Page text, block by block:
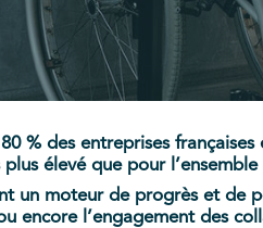
% des entreprises
plus élevé que pour
un moteur de progrès et de
encore l’engagement des